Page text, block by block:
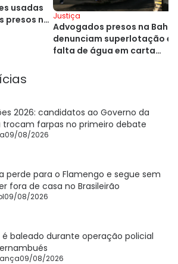
usadas
presos na Justiça
Advogados presos na Bahia
denunciam superlotação e
falta de água em carta
2026: candidatos ao Governo da
trocam farpas no primeiro debate
09/08/2026
perde para o Flamengo e segue sem
fora de casa no Brasileirão
09/08/2026
é baleado durante operação policial
09/08/2026